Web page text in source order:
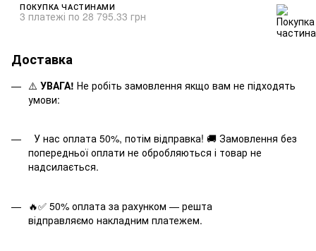
ПОКУПКА ЧАСТИНАМИ
3 платежі по 28 795.33 грн
Доставка
⚠️ УВАГА! Не робіть замовлення якщо вам не підходять
умови:
У нас оплата 50%, потім відправка! 🚚 Замовлення без
попередньої оплати не обробляються і товар не
надсилається.
🔥✅ 50% оплата за рахунком — решта
відправляємо накладним платежем.